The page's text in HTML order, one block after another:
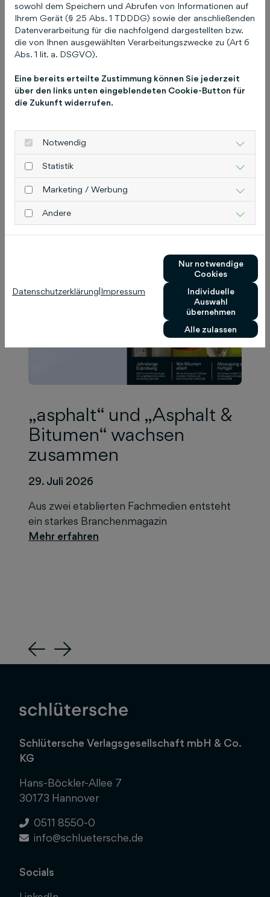
und weitere Informationen:Melanie Asche
Kommunikationsmanagerin humboldt Ratgeber
asche@humboldt.de
Telefon 0511 8550-2562
Schlütersche Verlagsgesellschaft mbH & Co. KG
Böckler-Allee 7, 30173 Hannover
www.humboldt.de
Das könnte Sie auch
interessieren
„asphalt“ und „Asphalt &
Bitumen“ wachsen
zusammen
29. Juli 2026
Aus zwei etablierten Fachmedien entsteht
ein starkes Branchenmagazin
Previous
Next
Schlütersche Verlagsgesellschaft mbH & Co.
KG
Hans-Böckler-Allee 7
30173 Hannover
0511 8550-0
info@schluetersche.de
Socials
sowohl dem Speichern und Abrufen von Informationen auf
Ihrem Gerät (§ 25 Abs. 1 TDDDG) sowie der anschließenden
Datenverarbeitung für die nachfolgend dargestellten bzw.
die von Ihnen ausgewählten Verarbeitungszwecke zu (Art 6
Abs. 1 lit. a. DSGVO).
Eine bereits erteilte Zustimmung können Sie jederzeit
über den links unten eingeblendeten Cookie-Button für
die Zukunft widerrufen.
Notwendig
Statistik
Marketing / Werbung
Andere
Datenschutzerklärung Impressum
Nur notwendige
Cookies
Individuelle
Auswahl
übernehmen
Alle zulassen